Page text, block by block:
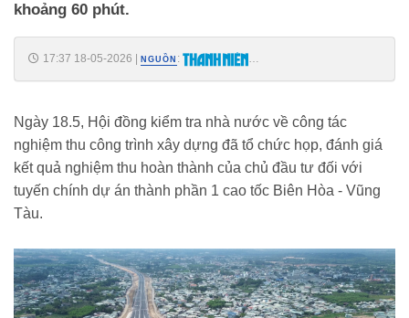
khoảng 60 phút.
17:37 18-05-2026 NGUỒN :
Ngày 18.5, Hội đồng kiểm tra nhà nước về công tác
nghiệm thu công trình xây dựng đã tổ chức họp, đánh giá
kết quả nghiệm thu hoàn thành của chủ đầu tư đối với
tuyến chính dự án thành phần 1 cao tốc Biên Hòa - Vũng
Tàu.